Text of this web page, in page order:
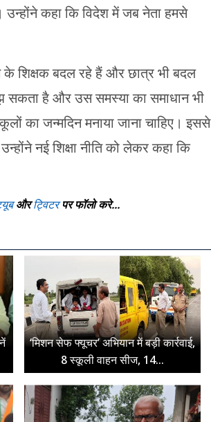
कहा कि विदेश में जब नेता हमसे
के शिक्षक बदल रहे हैं और छात्र भी बदल
सकता है और उस समस्या का समाधान भी
का जन्मदिन मनाया जाना चाहिए। इससे
नई शिक्षा नीति को लेकर कहा कि
औरट्विटरपर फॉलो करे...
‘मिशन सेफ फ्यूचर’ अभियान में बड़ी कार्रवाई,
8 स्कूली वाहन सीज, 14...